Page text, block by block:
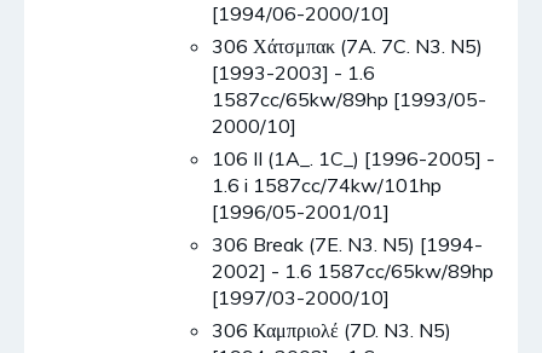
[1994/06-2000/10]
306 Χάτσμπακ (7A. 7C. N3. N5)
[1993-2003] - 1.6
1587cc/65kw/89hp [1993/05-
2000/10]
106 II (1A_. 1C_) [1996-2005] -
1.6 i 1587cc/74kw/101hp
[1996/05-2001/01]
306 Break (7E. N3. N5) [1994-
2002] - 1.6 1587cc/65kw/89hp
[1997/03-2000/10]
306 Καμπριολέ (7D. N3. N5)